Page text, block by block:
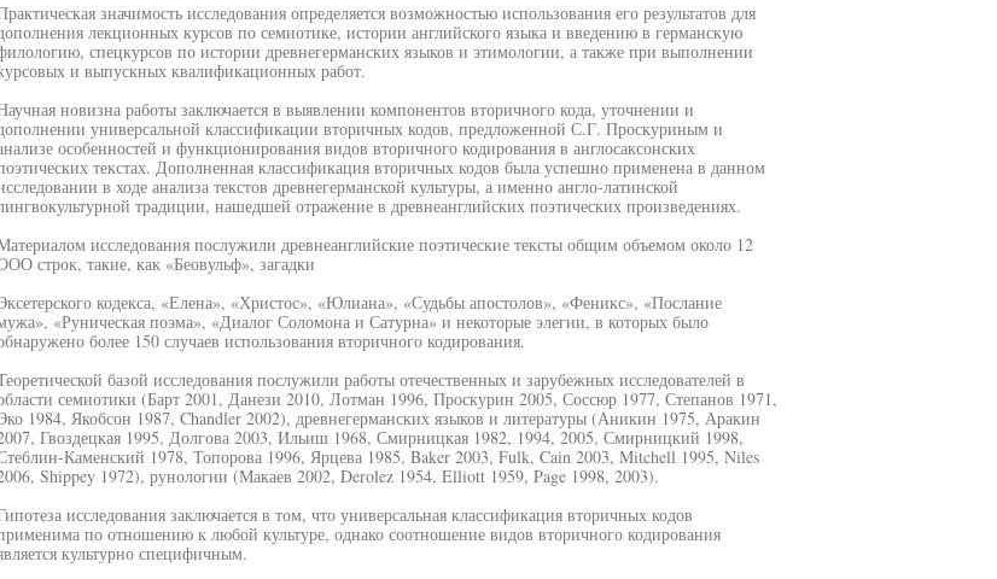
значимость исследования определяется возможностью использования его результатов для
лекционных курсов по семиотике, истории английского языка и введению в германскую
спецкурсов по истории древнегерманских языков и этимологии, а также при выполнении
и выпускных квалификационных работ.
новизна работы заключается в выявлении компонентов вторичного кода, уточнении и
универсальной классификации вторичных кодов, предложенной С.Г. Проскуриным и
особенностей и функционирования видов вторичного кодирования в англосаксонских
текстах. Дополненная классификация вторичных кодов была успешно применена в данном
в ходе анализа текстов древнегерманской культуры, а именно англо-латинской
традиции, нашедшей отражение в древнеанглийских поэтических произведениях.
исследования послужили древнеанглийские поэтические тексты общим объемом около 12
строк, такие, как «Беовульф», загадки
кодекса, «Елена», «Христос», «Юлиана», «Судьбы апостолов», «Феникс», «Послание
«Руническая поэма», «Диалог Соломона и Сатурна» и некоторые элегии, в которых было
более 150 случаев использования вторичного кодирования.
базой исследования послужили работы отечественных и зарубежных исследователей в
семиотики (Барт 2001, Данези 2010, Лотман 1996, Проскурин 2005, Соссюр 1977, Степанов 1971,
1984, Якобсон 1987, Chandler 2002), древнегерманских языков и литературы (Аникин 1975, Аракин
Гвоздецкая 1995, Долгова 2003, Ильиш 1968, Смирницкая 1982, 1994, 2005, Смирницкий 1998,
Каменский 1978, Топорова 1996, Ярцева 1985, Baker 2003, Fulk, Cain 2003, Mitchell 1995, Niles
Shippey 1972), рунологии (Макаев 2002, Derolez 1954, Elliott 1959, Page 1998, 2003).
исследования заключается в том, что универсальная классификация вторичных кодов
по отношению к любой культуре, однако соотношение видов вторичного кодирования
культурно специфичным.